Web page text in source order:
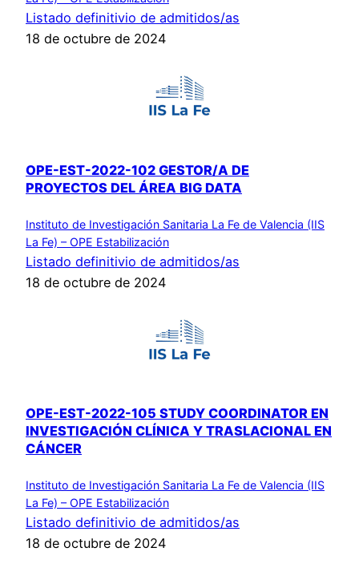
Listado definitivio de admitidos/as
18 de octubre de 2024
OPE-EST-2022-102 GESTOR/A DE
PROYECTOS DEL ÁREA BIG DATA
Instituto de Investigación Sanitaria La Fe de Valencia (IIS
La Fe) – OPE Estabilización
Listado definitivio de admitidos/as
18 de octubre de 2024
OPE-EST-2022-105 STUDY COORDINATOR EN
INVESTIGACIÓN CLÍNICA Y TRASLACIONAL EN
CÁNCER
Instituto de Investigación Sanitaria La Fe de Valencia (IIS
La Fe) – OPE Estabilización
Listado definitivio de admitidos/as
18 de octubre de 2024